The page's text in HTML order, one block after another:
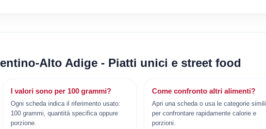
Alto Adige - Piatti unici e street food
I valori sono per 100 grammi?
Ogni scheda indica il riferimento usato:
100 grammi, quantità specifica oppure
porzione.
Come confronto altri alimenti?
Apri una scheda o usa le categorie simili
per confrontare rapidamente calorie e
porzioni.